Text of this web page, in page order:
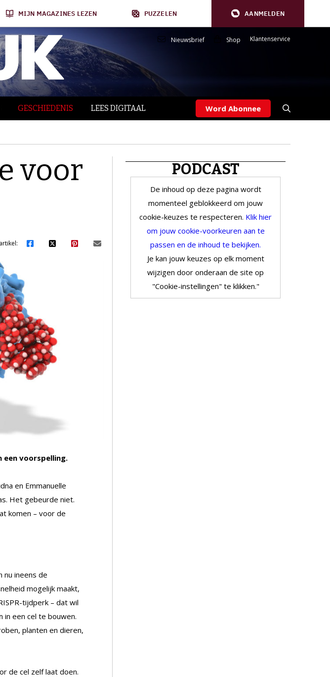
MIJN MAGAZINES LEZEN PUZZELEN AANMELDEN
Nieuwsbrief Shop Klantenservice
GESCHIEDENIS LEES DIGITAAL Word Abonnee
voor
een voorspelling.
en Emmanuelle
Het gebeurde niet.
komen – voor de
nu ineens de
mogelijk maakt,
tijdperk – dat wil
in een cel te bouwen.
planten en dieren,
de cel zelf laat doen.
PODCAST
De inhoud op deze pagina wordt
momenteel geblokkeerd om jouw
cookie-keuzes te respecteren. Klik hier
om jouw cookie-voorkeuren aan te
passen en de inhoud te bekijken.
Je kan jouw keuzes op elk moment
wijzigen door onderaan de site op
"Cookie-instellingen" te klikken."